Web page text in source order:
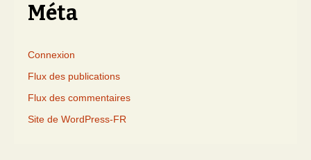
Méta
Connexion
Flux des publications
Flux des commentaires
Site de WordPress-FR